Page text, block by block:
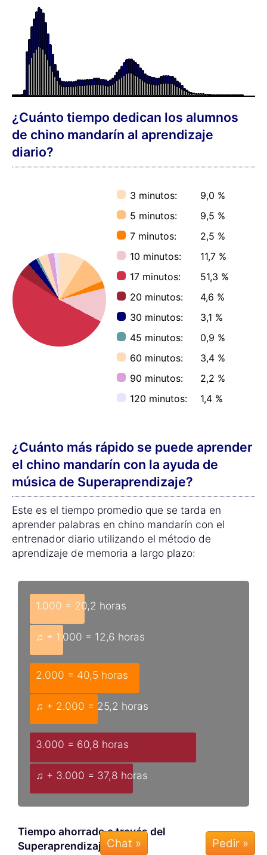
¿Cuánto tiempo dedican los alumnos
de chino mandarín al aprendizaje
diario?
3 minutos:
9,0 %
5 minutos:
9,5 %
7 minutos:
2,5 %
10 minutos:
11,7 %
17 minutos:
51,3 %
20 minutos:
4,6 %
30 minutos:
3,1 %
45 minutos:
0,9 %
60 minutos:
3,4 %
90 minutos:
2,2 %
120 minutos:
1,4 %
¿Cuánto más rápido se puede aprender
el chino mandarín con la ayuda de
música de Superaprendizaje?
Este es el tiempo promedio que se tarda en
aprender palabras en chino mandarín con el
entrenador diario utilizando el método de
aprendizaje de memoria a largo plazo:
1.000 = 20,2 horas
♫ + 1.000 = 12,6 horas
2.000 = 40,5 horas
♫ + 2.000 = 25,2 horas
3.000 = 60,8 horas
♫ + 3.000 = 37,8 horas
Tiempo ahorrado a través del
Superaprendizaje: 37,7%
Chat »